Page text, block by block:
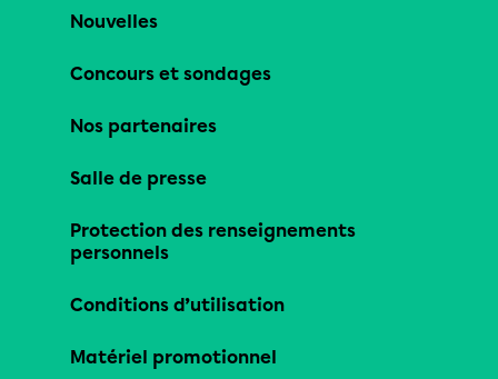
Nouvelles
Concours et sondages
Nos partenaires
Salle de presse
Protection des renseignements
personnels
Conditions d’utilisation
Matériel promotionnel